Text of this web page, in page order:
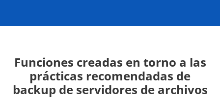
Funciones creadas en torno a las
prácticas recomendadas de
backup de servidores de archivos